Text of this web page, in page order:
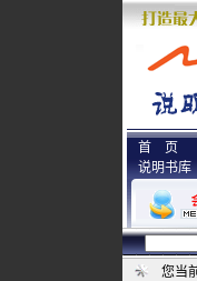
首 页
说明书库
您当